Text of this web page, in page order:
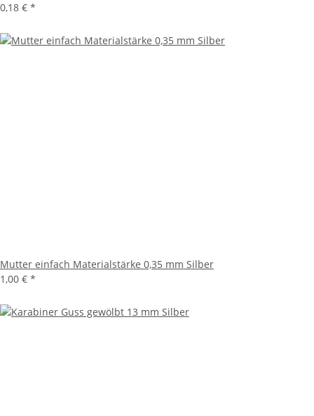
0,18 € *
Mutter einfach Materialstärke 0,35 mm Silber
1,00 € *